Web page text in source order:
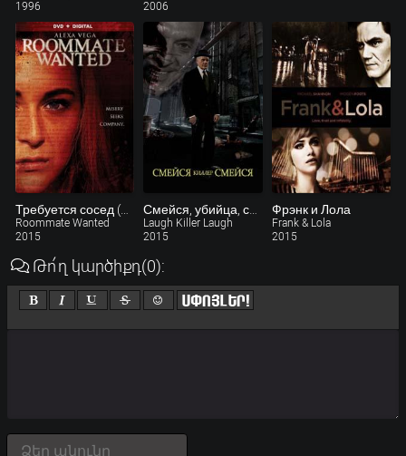
1996
2006
Roommate Wanted
2015
Laugh Killer Laugh
2015
Фрэнк и Лола
Frank & Lola
2015
Թո՛ղ կարծիքդ(0):